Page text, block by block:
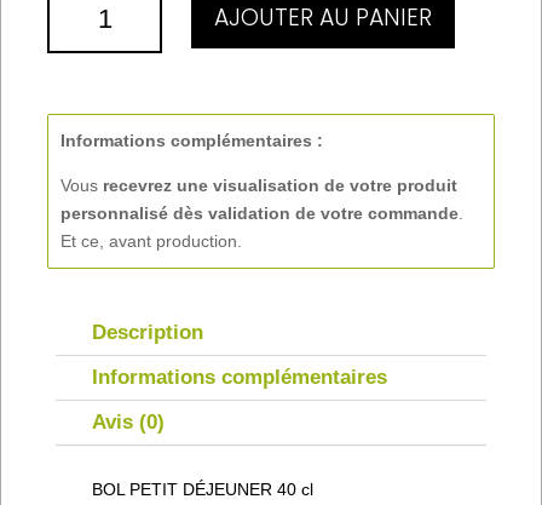
BOL
DÉJEUNER
40
AJOUTER AU PANIER
Informations complémentaires :
Vous recevrez une visualisation de votre produit
personnalisé dès validation de votre commande
Et ce, avant production.
Description
Informations complémentaires
Avis (0)
BOL PETIT DÉJEUNER 40 cl